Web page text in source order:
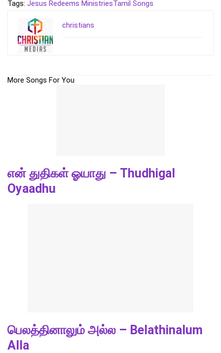
Tags: Jesus Redeems MinistriesTamil Songs
christians
More Songs For You
என் துதிகள் ஓயாது – Thudhigal
Oyaadhu
பெலத்தினாலும் அல்ல – Belathinalum
Alla